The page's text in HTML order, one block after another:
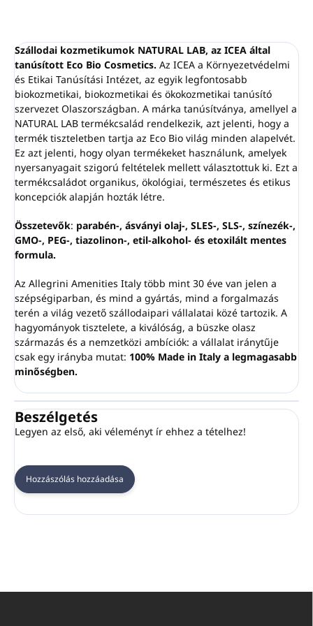
Zab és körömvirág
kivonatokat tartalmaz
A zöld tea, a citrusfélék,
a fehér fa és a pézsma
friss illatának
kombinációja.
Parabénektől, ásványi
olajoktól, SLES-től, SLS-től,
színezékektől, GMO-któl,
PEG-től, tiazolinontól és
Bőrgyógyászatilag
tesztelt.
OLASZORSZÁGBAN készült
Szállodai kozmetikumok NATURAL LAB, az ICEA által
tanúsított Eco Bio Cosmetics. Az ICEA a Környezetvédelmi
és Etikai Tanúsítási Intézet, az egyik legfontosabb
biokozmetikai, biokozmetikai és ökokozmetikai tanúsító
szervezet Olaszországban. A márka tanúsítványa, amellyel a
NATURAL LAB termékcsalád rendelkezik, azt jelenti, hogy a
termék tiszteletben tartja az Eco Bio világ minden alapelvét.
Ez azt jelenti, hogy olyan termékeket használunk, amelyek
nyersanyagait szigorú feltételek mellett választottuk ki. Ezt a
termékcsaládot organikus, ökológiai, természetes és etikus
koncepciók alapján hozták létre.
Összetevők: parabén-, ásványi olaj-, SLES-, SLS-, színezék-,
GMO-, PEG-, tiazolinon-, etil-alkohol- és etoxilált mentes
formula.
Az Allegrini Amenities Italy több mint 30 éve van jelen a
szépségiparban, és mind a gyártás, mind a forgalmazás
terén a világ vezető szállodaipari vállalatai közé tartozik. A
hagyományok tisztelete, a kiválóság, a büszke olasz
származás és a nemzetközi ambíciók: a vállalat iránytűje
csak egy irányba mutat: 100% Made in Italy a legmagasabb
minőségben.
Beszélgetés
Legyen az első, aki véleményt ír ehhez a tételhez!
Hozzászólás hozzáadása
L